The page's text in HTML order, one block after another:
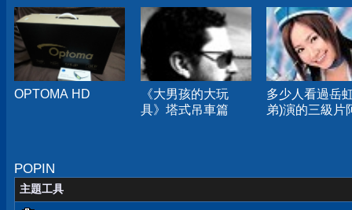
OPTOMA HD
《大男孩的大玩
具》塔式吊車篇
多少人看過岳
弟)演的三級片
POPIN
主題工具